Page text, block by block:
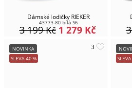
Dámské lodičky RIEKER
43773-80 bílá S6
1 279 Kč
3 199Kč
NOVINKA
SLEVA 40%
SLEVA